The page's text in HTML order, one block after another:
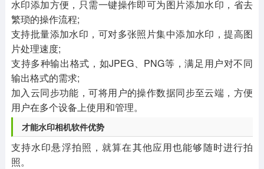
水印添加方便，只需一键操作即可为图片添加水印，省去
繁琐的操作流程;
支持批量添加水印，可对多张照片集中添加水印，提高图
片处理速度;
支持多种输出格式，如JPEG、PNG等，满足用户对不同
输出格式的需求;
加入云同步功能，可将用户的操作数据同步至云端，方便
用户在多个设备上使用和管理。
才能水印相机软件优势
支持水印悬浮拍照，就算在其他应用也能够随时进行拍
照。